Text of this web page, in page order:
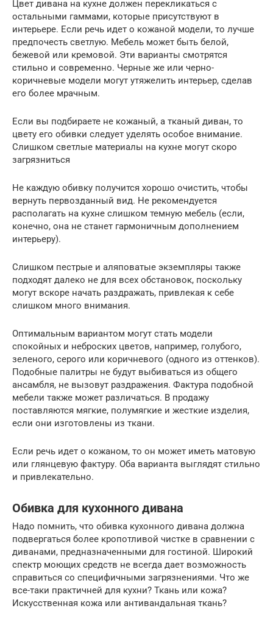
Цвет дивана на кухне должен перекликаться с
остальными гаммами, которые присутствуют в
интерьере. Если речь идет о кожаной модели, то лучше
предпочесть светлую. Мебель может быть белой,
бежевой или кремовой. Эти варианты смотрятся
стильно и современно. Черные же или черно-
коричневые модели могут утяжелить интерьер, сделав
его более мрачным.
Если вы подбираете не кожаный, а тканый диван, то
цвету его обивки следует уделять особое внимание.
Слишком светлые материалы на кухне могут скоро
загрязниться
Не каждую обивку получится хорошо очистить, чтобы
вернуть первозданный вид. Не рекомендуется
располагать на кухне слишком темную мебель (если,
конечно, она не станет гармоничным дополнением
интерьеру).
Слишком пестрые и аляповатые экземпляры также
подходят далеко не для всех обстановок, поскольку
могут вскоре начать раздражать, привлекая к себе
слишком много внимания.
Оптимальным вариантом могут стать модели
спокойных и неброских цветов, например, голубого,
зеленого, серого или коричневого (одного из оттенков).
Подобные палитры не будут выбиваться из общего
ансамбля, не вызовут раздражения. Фактура подобной
мебели также может различаться. В продажу
поставляются мягкие, полумягкие и жесткие изделия,
если они изготовлены из ткани.
Если речь идет о кожаном, то он может иметь матовую
или глянцевую фактуру. Оба варианта выглядят стильно
и привлекательно.
Обивка для кухонного дивана
Надо помнить, что обивка кухонного дивана должна
подвергаться более кропотливой чистке в сравнении с
диванами, предназначенными для гостиной. Широкий
спектр моющих средств не всегда дает возможность
справиться со специфичными загрязнениями. Что же
все-таки практичней для кухни? Ткань или кожа?
Искусственная кожа или антивандальная ткань?